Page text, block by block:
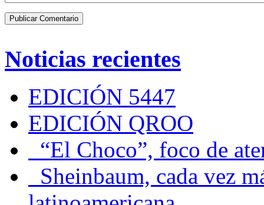
Noticias recientes
EDICIÓN 5447
EDICIÓN QROO
“El Choco”, foco de
Sheinbaum, cada vez